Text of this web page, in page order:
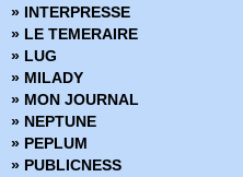
» INTERPRESSE
» LE TEMERAIRE
» LUG
» MILADY
» MON JOURNAL
» NEPTUNE
» PEPLUM
» PUBLICNESS